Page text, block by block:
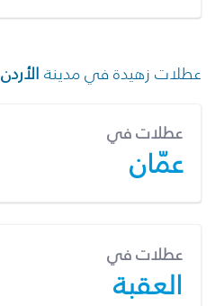
عطلات زهيدة في مدينة الأردن
عطلات في
عمّان
عطلات في
العقبة